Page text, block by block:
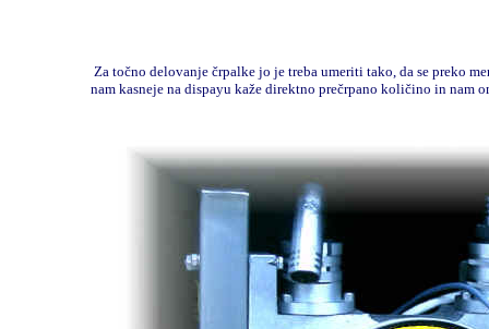
Za točno delovanje črpalke jo je treba umeriti tako, da se preko
nam kasneje na dispayu kaže direktno prečrpano količino in nam